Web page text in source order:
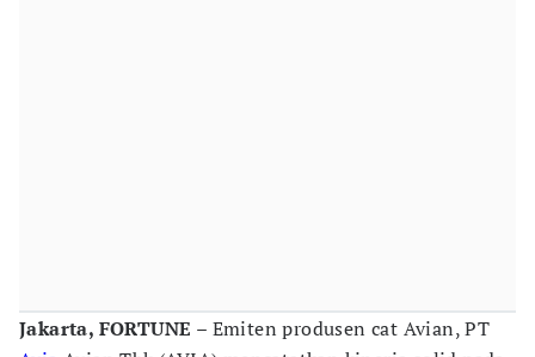
Jakarta, FORTUNE – Emiten produsen cat Avian, PT